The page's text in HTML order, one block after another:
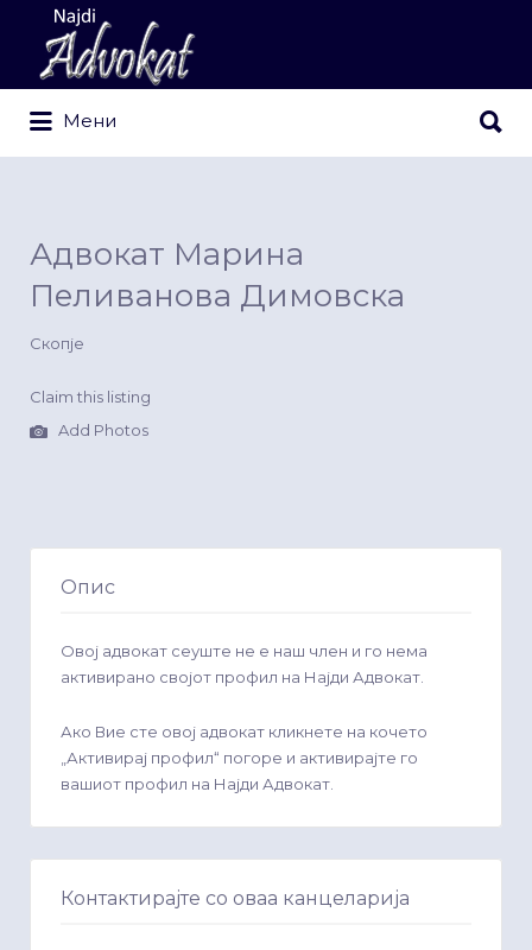
Search
for:
Мени
for:
Адвокат Марина
Пеливанова Димовска
Скопје
Claim this listing
Add Photos
Опис
Овој адвокат сеуште не е наш член и го нема
активирано својот профил на Најди Адвокат.
Ако Вие сте овој адвокат кликнете на кочето
„Активирај профил“ погоре и активирајте го
вашиот профил на Најди Адвокат.
Контактирајте со оваа канцеларија